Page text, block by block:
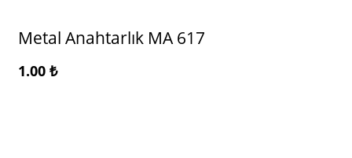
Metal Anahtarlık MA 617
1.00 ₺